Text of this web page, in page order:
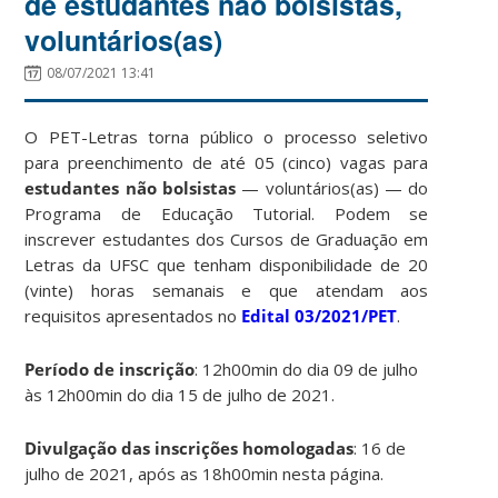
voluntários(as)
08/07/2021 13:41
O PET-Letras torna público o processo seletivo
para preenchimento de até 05 (cinco) vagas para
estudantes não bolsistas — voluntários(as) — do
Programa de Educação Tutorial. Podem se
inscrever estudantes dos Cursos de Graduação em
Letras da UFSC que tenham disponibilidade de 20
(vinte) horas semanais e que atendam aos
requisitos apresentados no Edital 03/2021/PET.
Período de inscrição: 12h00min do dia 09 de julho
às 12h00min do dia 15 de julho de 2021.
Divulgação das inscrições homologadas: 16 de
julho de 2021, após as 18h00min nesta página.